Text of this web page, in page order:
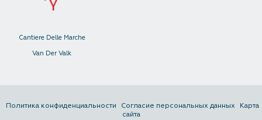
Cantiere Delle Marche
Van Der Valk
Политика конфиденциальности Согласие персональных данных
Карта
сайта